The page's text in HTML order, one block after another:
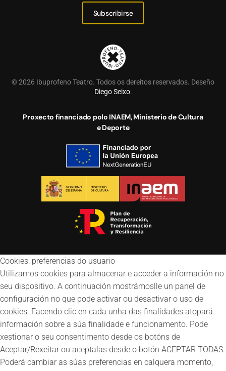
Subscribirse
©2026 Ibuprofeno Teatro. Todos os dereitos reservados. Deseño
Diego Seixo.
Proxecto financiado polo INAEM, Ministerio de Cultura
e Deporte
Cookies: preferencias do usuario
Utilizamos cookies para almacenar e acceder a información no
seu dispositivo. A continuación mostrámoslle un panel de
configuración no que pode activar ou desactivar o uso de
cookies. Facendo clic en cada unha das finalidades atopará
información sobre a súa finalidade e funcionamento. Pode
xestionar o seu consentimento desde os botóns de
Aceptar/Rexeitar ou aceptalas desde o botón ACEPTAR TODAS.
Poderá cambiar as súas preferencias en calquera momento,